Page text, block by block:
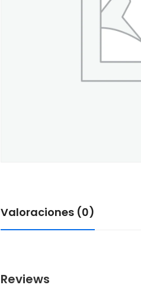
Valoraciones (0)
Reviews